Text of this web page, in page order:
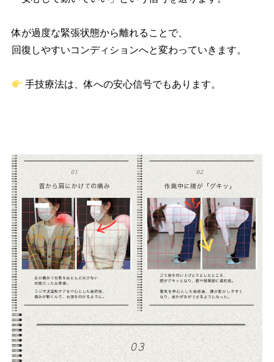
体が過度な緊張状態から離れることで、
回復しやすいコンディションへと変わっていきます。
手技療法は、体への安心信号でもあります。